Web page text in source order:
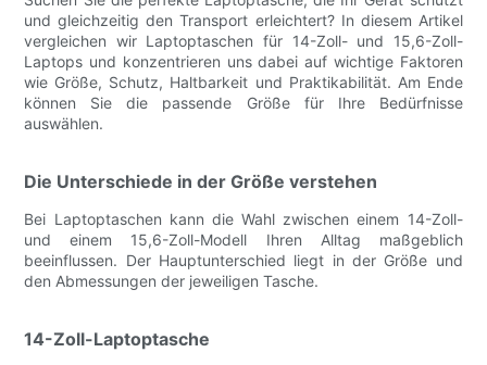
und gleichzeitig den Transport erleichtert? In diesem Artikel
vergleichen wir Laptoptaschen für 14-Zoll- und 15,6-Zoll-
Laptops und konzentrieren uns dabei auf wichtige Faktoren
wie Größe, Schutz, Haltbarkeit und Praktikabilität. Am Ende
können Sie die passende Größe für Ihre Bedürfnisse
auswählen.
Die Unterschiede in der Größe verstehen
Bei Laptoptaschen kann die Wahl zwischen einem 14-Zoll-
und einem 15,6-Zoll-Modell Ihren Alltag maßgeblich
beeinflussen. Der Hauptunterschied liegt in der Größe und
den Abmessungen der jeweiligen Tasche.
14-Zoll-Laptoptasche